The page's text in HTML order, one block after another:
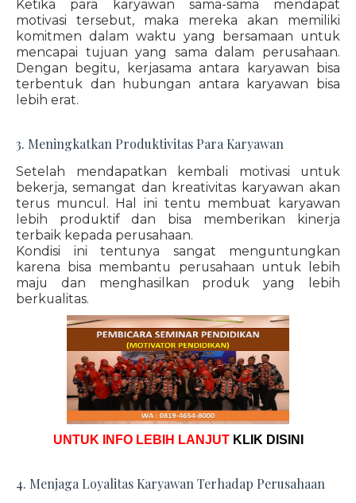
Ketika para karyawan sama-sama mendapat
motivasi tersebut, maka mereka akan memiliki
komitmen dalam waktu yang bersamaan untuk
mencapai tujuan yang sama dalam perusahaan.
Dengan begitu, kerjasama antara karyawan bisa
terbentuk dan hubungan antara karyawan bisa
lebih erat.
3. Meningkatkan Produktivitas Para Karyawan
Setelah mendapatkan kembali motivasi untuk
bekerja, semangat dan kreativitas karyawan akan
terus muncul. Hal ini tentu membuat karyawan
lebih produktif dan bisa memberikan kinerja
terbaik kepada perusahaan.
Kondisi ini tentunya sangat menguntungkan
karena bisa membantu perusahaan untuk lebih
maju dan menghasilkan produk yang lebih
berkualitas.
UNTUK INFO LEBIH LANJUT KLIK DISINI
4. Menjaga Loyalitas Karyawan Terhadap Perusahaan